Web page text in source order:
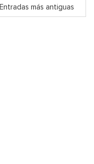
Entradas más antiguas